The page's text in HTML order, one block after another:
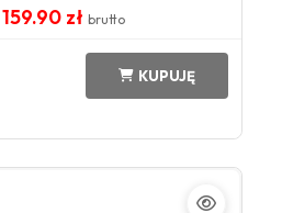
159.90 zł brutto
KUPUJĘ